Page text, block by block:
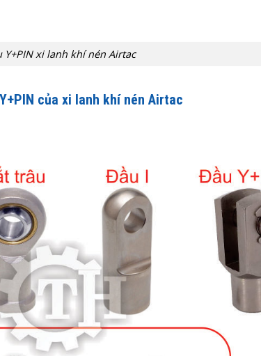
Y+PIN xi lanh khí nén Airtac
của xi lanh khí nén Airtac